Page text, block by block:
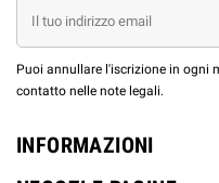
Puoi annullare l'iscrizione in ogni
contatto nelle note legali.
INFORMAZIONI